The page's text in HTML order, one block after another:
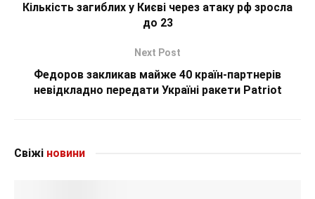
Кількість загиблих у Києві через атаку рф зросла
до 23
Next Post
Федоров закликав майже 40 країн-партнерів
невідкладно передати Україні ракети Patriot
Свіжі новини